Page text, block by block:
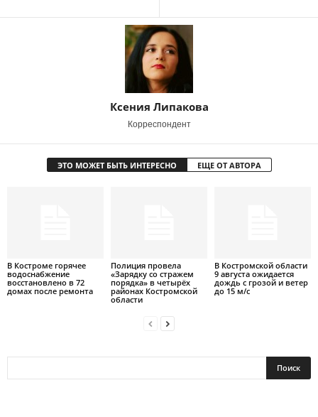
Ксения Липакова
Корреспондент
ЭТО МОЖЕТ БЫТЬ ИНТЕРЕСНО ЕЩЕ ОТ АВТОРА
В Костроме горячее
водоснабжение
восстановлено в 72
домах после ремонта
Полиция провела
«Зарядку со стражем
порядка» в четырёх
районах Костромской
области
В Костромской области
9 августа ожидается
дождь с грозой и ветер
до 15 м/с